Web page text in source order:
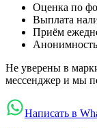
Оценка по
Выплата
Приём
Не уверены в
мессенджер и мы
Написать в